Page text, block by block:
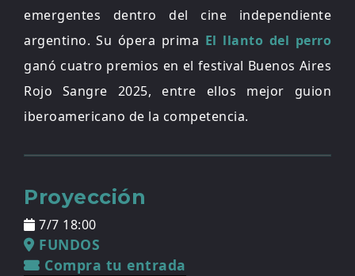
emergentes dentro del cine independiente
argentino. Su ópera prima El llanto del perro
ganó cuatro premios en el festival Buenos Aires
Rojo Sangre 2025, entre ellos mejor guion
iberoamericano de la competencia.
Proyección
7/7 18:00
FUNDOS
Compra tu entrada